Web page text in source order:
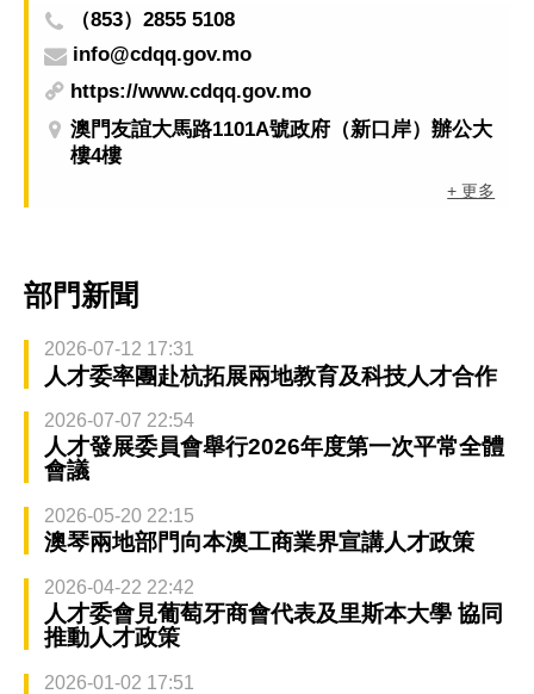
（853）2855 5108
info@cdqq.gov.mo
https://www.cdqq.gov.mo
澳門友誼大馬路1101A號政府（新口岸）辦公大
樓4樓
+ 更多
部門新聞
2026-07-12 17:31
人才委率團赴杭拓展兩地教育及科技人才合作
2026-07-07 22:54
人才發展委員會舉行2026年度第一次平常全體
會議
2026-05-20 22:15
澳琴兩地部門向本澳工商業界宣講人才政策
2026-04-22 22:42
人才委會見葡萄牙商會代表及里斯本大學 協同
推動人才政策
2026-01-02 17:51